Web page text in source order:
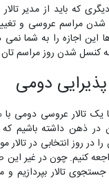
که باید از مدیر
مراسم عروسی و
این اجازه را به شما
کنسل شدن روز مراسم تان
پذیرایی دومی
یک تالار عروسی دومی
در ذهن داشته باشیم که
در روز انتخابی در تالار
کنیم. چون در غیر این
جستجوی تالار بپردازیم